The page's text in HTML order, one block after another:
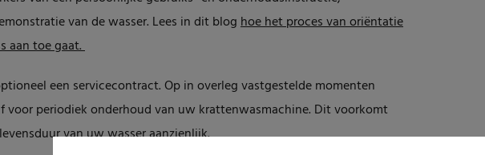
van de wasser. Lees in dit bloghoe het proces van oriëntatie
aan toe gaat.
een servicecontract. Op in overleg vastgestelde momenten
voor periodiek onderhoud van uw krattenwasmachine. Dit voorkomt
van uw wasser aanzienlijk.